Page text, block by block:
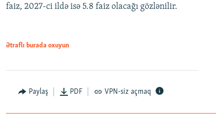
480p
faiz, 2027-ci ildə isə 5.8 faiz olacağı gözlənilir.
Ətraflı burada oxuyun
Paylaş PDF VPN-siz açmaq